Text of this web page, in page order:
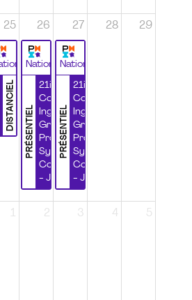
25
DISTANCIEL
26
National
PRÉSENTIEL
21ième
Congrès
Ingénierie
Grands
Projets et
Systèmes
Complexes
- Jour 1
27
National
PRÉSENTIEL
21ième
Congrès
Ingénierie
Grands
Projets et
Systèmes
Complexes
- Jour 2
28 29
1 2 3 4 5